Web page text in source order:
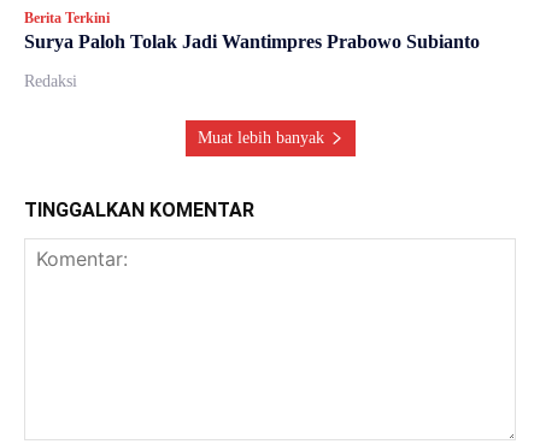
Berita Terkini
Surya Paloh Tolak Jadi Wantimpres Prabowo Subianto
Redaksi
Muat lebih banyak
TINGGALKAN KOMENTAR